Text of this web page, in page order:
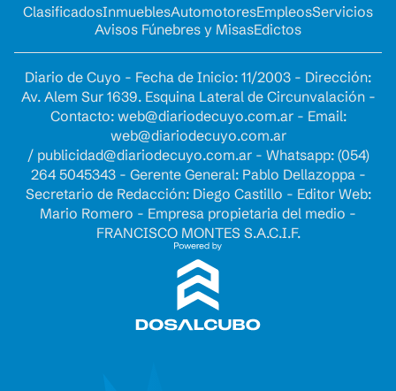
ClasificadosInmueblesAutomotoresEmpleosServicios
Avisos Fúnebres y MisasEdictos
Diario de Cuyo - Fecha de Inicio: 11/2003 - Dirección:
Av. Alem Sur 1639. Esquina Lateral de Circunvalación -
Contacto: web@diariodecuyo.com.ar- Email:
web@diariodecuyo.com.ar
/ publicidad@diariodecuyo.com.ar- Whatsapp: (054)
264 5045343 - Gerente General: Pablo Dellazoppa -
Secretario de Redacción: Diego Castillo - Editor Web:
Mario Romero - Empresa propietaria del medio -
FRANCISCO MONTES S.A.C.I.F.